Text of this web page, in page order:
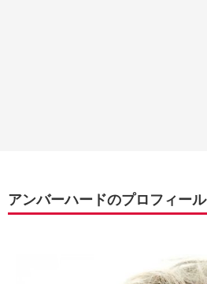
アンバーハードのプロフィール